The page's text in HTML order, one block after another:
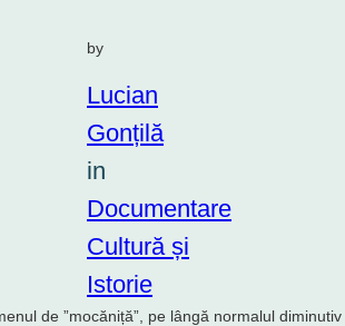
by
Lucian
Gonțilă
in
Documentare
Cultură și
Istorie
de ”mocăniță”, pe lângă normalul diminutiv